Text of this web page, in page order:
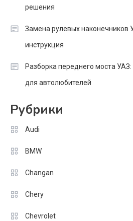
решения
Замена рулевых наконечников
инструкция
Разборка переднего моста
для автолюбителей
Рубрики
Audi
BMW
Changan
Chery
Chevrolet